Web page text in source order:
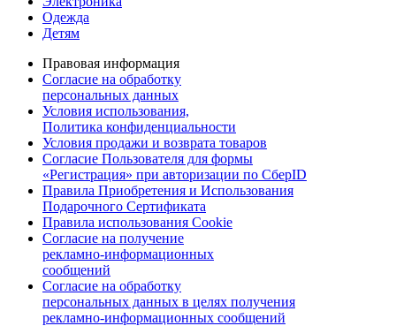
Одежда
Детям
Правовая информация
Согласие на обработку
персональных данных
Условия использования,
Политика конфиденциальности
Условия продажи и возврата товаров
Согласие Пользователя для формы
«Регистрация» при авторизации по СберID
Правила Приобретения и Использования
Подарочного Сертификата
Правила использования Cookie
Согласие на получение
рекламно-информационных
сообщений
Согласие на обработку
персональных данных в целях получения
рекламно-информационных сообщений